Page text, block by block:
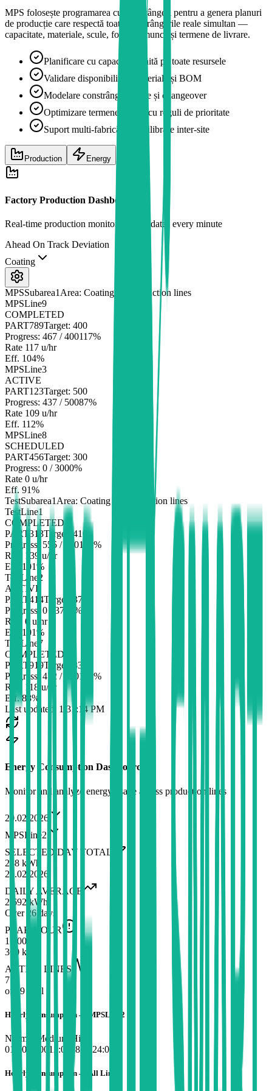
MPS folosește programarea cu constrângeri pentru a genera planuri
de producție care respectă toate constrângerile reale simultan —
capacitate, materiale, scule, forță de muncă și termene de livrare.
Planificare cu capacitate finită pe toate resursele
Validare disponibilitate materiale și BOM
Modelare constrângeri scule și changeover
Optimizare termene livrare cu reguli de prioritate
Suport multi-fabrică cu echilibrare inter-site
Production Energy
Factory Production Dashboard
Real-time production monitoring • Updates every minute
Ahead On Track Deviation
Coating
MPSSubarea1 Area: Coating • 3 production lines
MPSLine9
COMPLETED
PART789Target: 400
Progress: 467 /400117%
Rate 117 u/hr
Eff. 104%
MPSLine3
ACTIVE
PART123Target: 500
Progress: 437 / 50087%
Rate 109 u/hr
Eff. 112%
MPSLine8
SCHEDULED
PART456Target: 300
Progress: 0 /3000%
Rate 0 u/hr
Eff. 91%
TestSubarea1 Area: Coating • 3 production lines
TestLine1
COMPLETED
PART313Target: 410
Progress: 555 / 410135 %
Rate 139 u/hr
Eff. 101%
TestLine2
ACTIVE
PART414Target:
370
Progress: 0 370
%
Rate 0 u/hr
Eff. 101%
TestLine7
COMPLETED
PART919Target:
330
Progress: 472 / 330143 %
Rate 118 u/hr
Eff.88%
Last updated: 1:31:14 PM
Energy Consumption Dashboard
Monitor and analyze energy usage across production lines
20.02.2026
MPSLine2
SELECTED DAY TOTAL
288 kWh
20.02.2026
DAILY AVERAGE
2,692 kWh
Over 26 days
PEAK HOUR
15:00
360 kWh
ACTIVE LINES
7
of 19 total
Hourly Consumption — MPSLine2
Normal Medium
High
01:00 06:00 12:00 18:00 24:00
Hourly Consumption — All Lines